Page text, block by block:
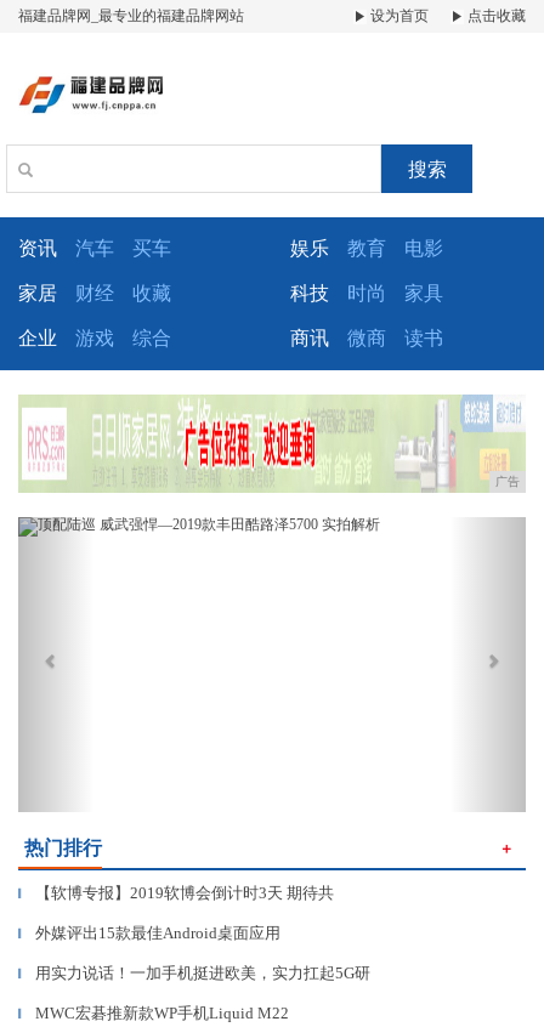
福建品牌网_最专业的福建品牌网站 设为首页 点击收藏
搜索
资讯 汽车 买车 娱乐 教育 电影
家居 财经 收藏 科技 时尚 家具
企业 游戏 综合 商讯 微商 读书
广告
Previous
热门排行 ＋
▎ 【软博专报】2019软博会倒计时3天 期待共
▎ 外媒评出15款最佳Android桌面应用
▎ 用实力说话！一加手机挺进欧美，实力扛起5G研
▎ MWC宏碁推新款WP手机Liquid M22